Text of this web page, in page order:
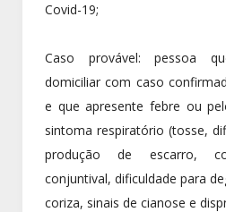
Covid-19;
Caso provável: pessoa
domiciliar com caso
e que apresente febre ou
sintoma respiratório (tosse,
produção de escarro,
conjuntival, dificuldade para
coriza, sinais de cianose e